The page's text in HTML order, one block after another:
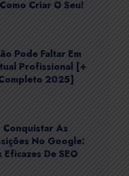
Criar O Seu!
Pode Faltar Em
Profissional [+
2025]
Conquistar As
No Google:
De SEO